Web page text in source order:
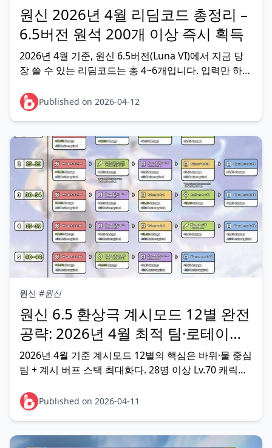
원신 2026년 4월 리딤코드 총정리 –
6.5버전 원석 200개 이상 즉시 획득
2026년 4월 기준, 원신 6.5버전(Luna VI)에서 지금 당
장 쓸 수 있는 리딤코드는 총 4~6개입니다. 입력만 하면
바로 입력하세요. 2026년 4월 원신 6.5버전 리딤코드
전체 목록 ✅ 현재 사용
Published on 2026-04-12
원신 #원신
원신 6.5 환상극 계시모드 12별 완전
공략: 2026년 4월 최적 팀·로테이션
가이드
2026년 4월 기준 계시모드 12별의 핵심은 바위·물 중심
팀 + 계시 버프 스택 최대화다. 28명 이상 Lv.70 캐릭터
+종려 조합을 메인으로 삼으면 무과금도 클리어 가능
하다. 보상은 원석 1000개 이상 + 축성
Published on 2026-04-11